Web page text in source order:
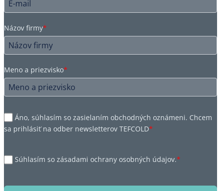
Názov firmy*
Meno a priezvisko*
Áno, súhlasím so zasielaním obchodných oznámeni. Chcem
sa prihlásiť na odber newsletterov TEFCOLD*
Súhlasím so zásadami ochrany osobných údajov.*